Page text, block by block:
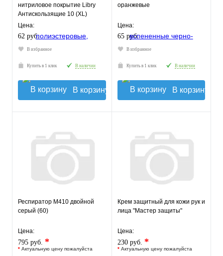
нитриловое покрытие Libry
Антискользящие 10 (XL)
Цена:
62 руб.
В избранное
Купить в 1 клик В наличии
В корзину
оранжевые
Цена:
65 руб.
В избранное
Купить в 1 клик В наличии
В корзину
Респиратор М410 двойной
серый (60)
Цена:
795 руб. *
* Актуальную цену пожалуйста
Крем защитный для кожи рук и
лица "Мастер защиты"
Цена:
230 руб. *
* Актуальную цену пожалуйста